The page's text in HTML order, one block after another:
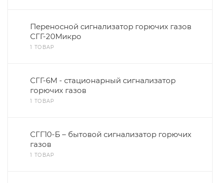
Переносной сигнализатор горючих газов
СГГ-20Микро
1 ТОВАР
СГГ-6М - стационарный сигнализатор
горючих газов
1 ТОВАР
СГГ10-Б – бытовой сигнализатор горючих
газов
1 ТОВАР